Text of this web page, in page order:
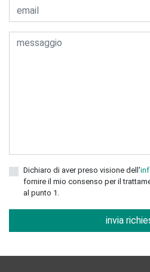
Dichiaro di aver preso visione dell'
fornire il mio consenso per il
al punto 1.
invia